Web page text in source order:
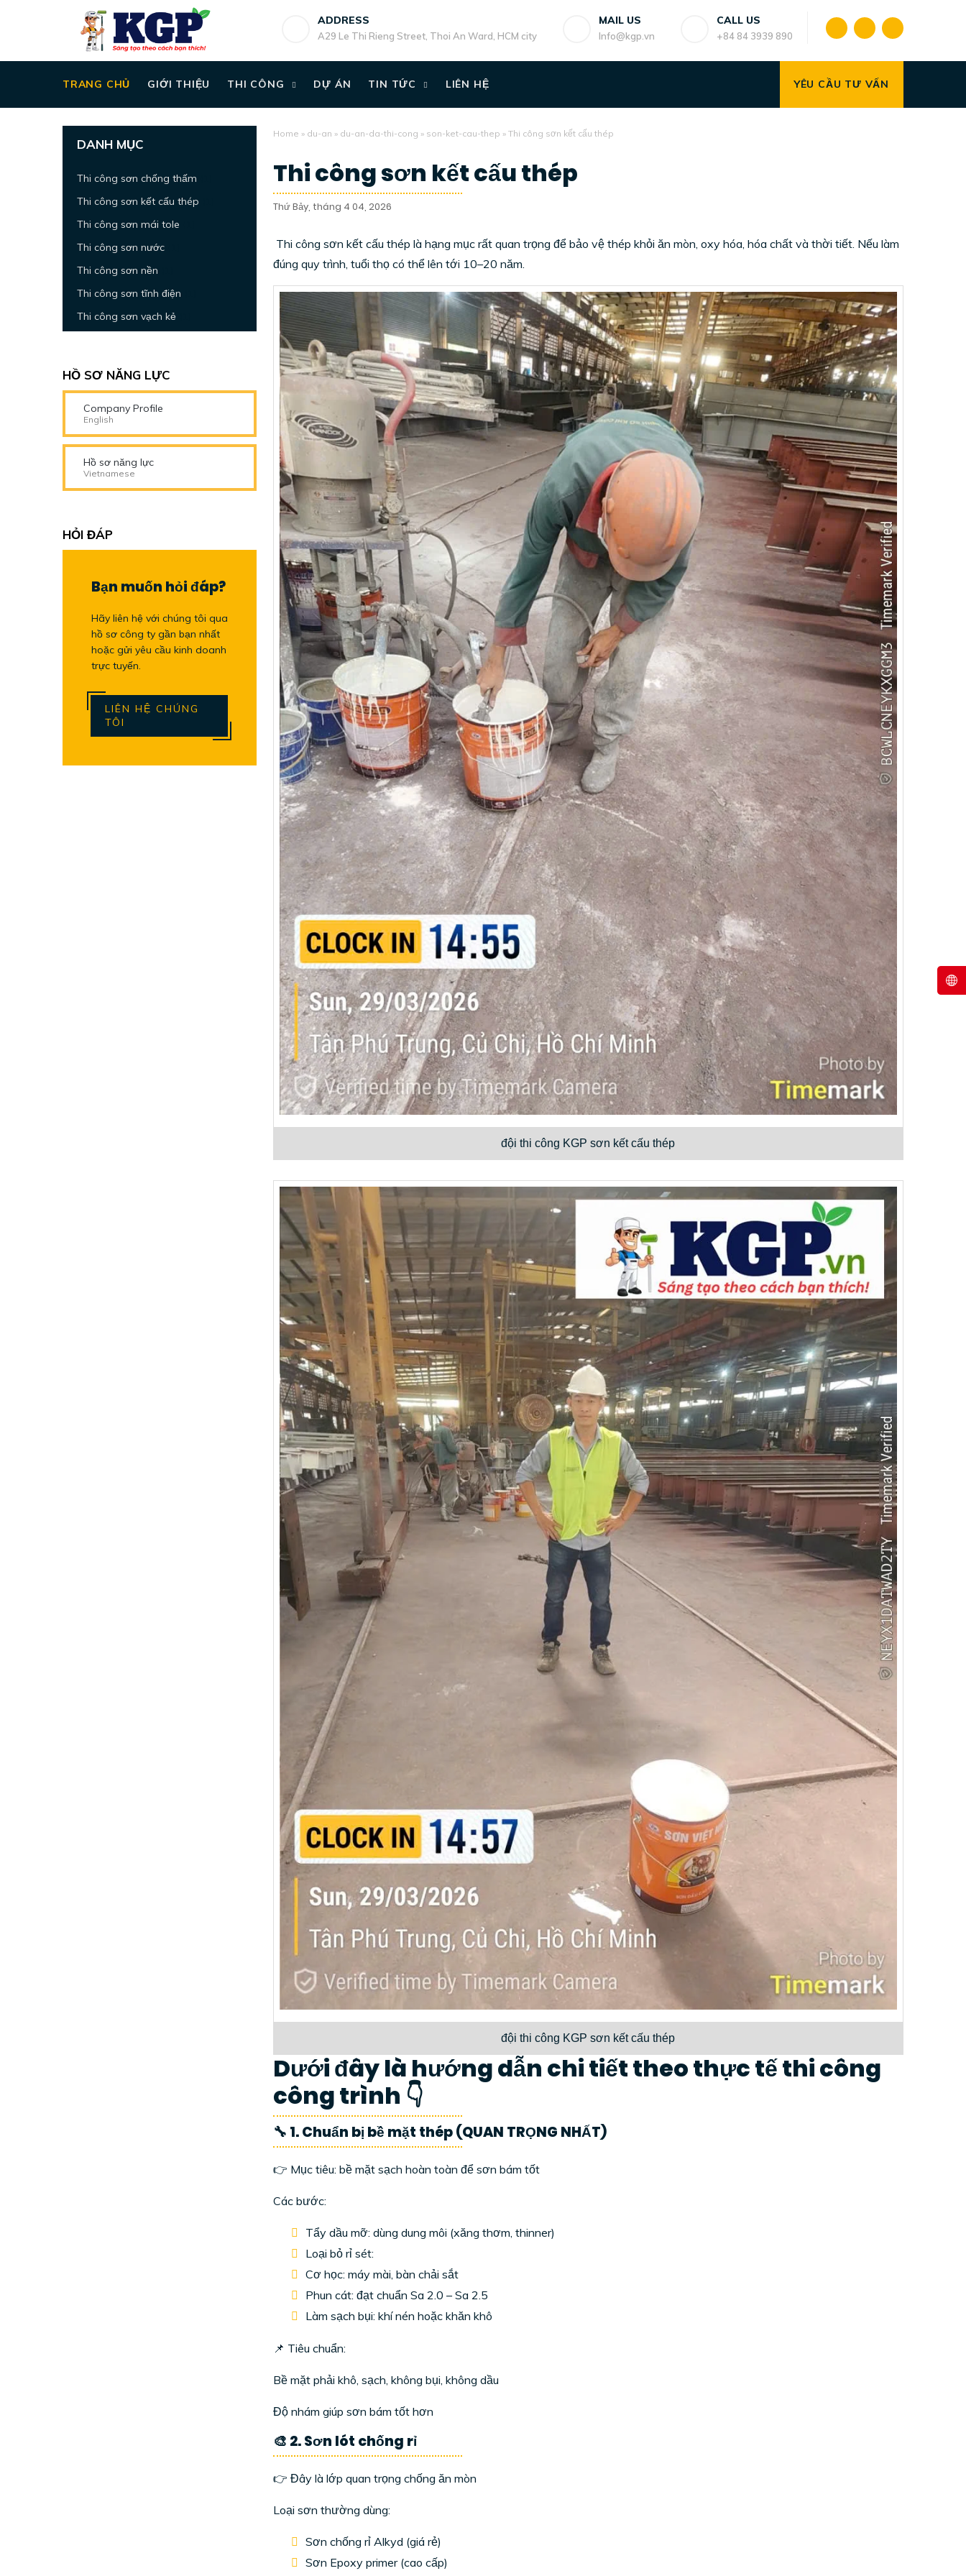
ADDRESS
A29 Le Thi Rieng Street, Thoi An Ward, HCM city
MAIL US
Info@kgp.vn
CALL US
+84 84 3939 890
TRANG CHỦ GIỚI THIỆU THI CÔNG DỰ ÁN TIN TỨC LIÊN HỆ YÊU CẦU TƯ VẤN
Home » du-an » du-an-da-thi-cong » son-ket-cau-thep » Thi công sơn kết cấu thép
Thi công sơn kết cấu thép
Thứ Bảy, tháng 4 04, 2026
Thi công sơn kết cấu thép là hạng mục rất quan trọng để bảo vệ thép khỏi ăn mòn, oxy hóa, hóa chất và thời tiết. Nếu làm
đúng quy trình, tuổi thọ có thể lên tới 10–20 năm.
đội thi công KGP sơn kết cấu thép
đội thi công KGP sơn kết cấu thép
Dưới đây là hướng dẫn chi tiết theo thực tế thi công
công trình 👇
🔧 1. Chuẩn bị bề mặt thép (QUAN TRỌNG NHẤT)
👉 Mục tiêu: bề mặt sạch hoàn toàn để sơn bám tốt
Các bước:
Tẩy dầu mỡ: dùng dung môi (xăng thơm, thinner)
Loại bỏ rỉ sét:
Cơ học: máy mài, bàn chải sắt
Phun cát: đạt chuẩn Sa 2.0 – Sa 2.5
Làm sạch bụi: khí nén hoặc khăn khô
📌 Tiêu chuẩn:
Bề mặt phải khô, sạch, không bụi, không dầu
Độ nhám giúp sơn bám tốt hơn
🎨 2. Sơn lót chống rỉ
👉 Đây là lớp quan trọng chống ăn mòn
Loại sơn thường dùng:
Sơn chống rỉ Alkyd (giá rẻ)
Sơn Epoxy primer (cao cấp)
DANH MỤC
Thi công sơn chống thấm
Thi công sơn kết cấu thép
Thi công sơn mái tole
Thi công sơn nước
Thi công sơn nền
Thi công sơn tĩnh điện
Thi công sơn vạch kẻ
HỒ SƠ NĂNG LỰC
Company Profile
English
Hồ sơ năng lực
Vietnamese
HỎI ĐÁP
Bạn muốn hỏi đáp?
Hãy liên hệ với chúng tôi qua
hồ sơ công ty gần bạn nhất
hoặc gửi yêu cầu kinh doanh
trực tuyến.
LIÊN HỆ CHÚNG
TÔI